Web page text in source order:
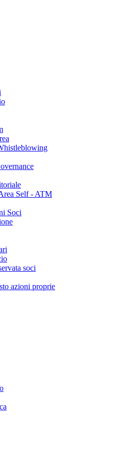
Self - ATM
Soci
soci
azioni proprie